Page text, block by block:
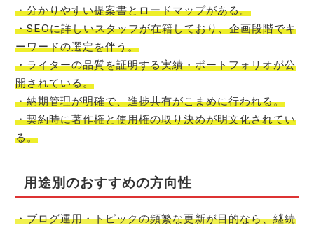
・分かりやすい提案書とロードマップがある。
・SEOに詳しいスタッフが在籍しており、企画段階でキ
ーワードの選定を伴う。
・ライターの品質を証明する実績・ポートフォリオが公
開されている。
・納期管理が明確で、進捗共有がこまめに行われる。
・契約時に著作権と使用権の取り決めが明文化されてい
る。
用途別のおすすめの方向性
・ブログ運用・トピックの頻繁な更新が目的なら、継続